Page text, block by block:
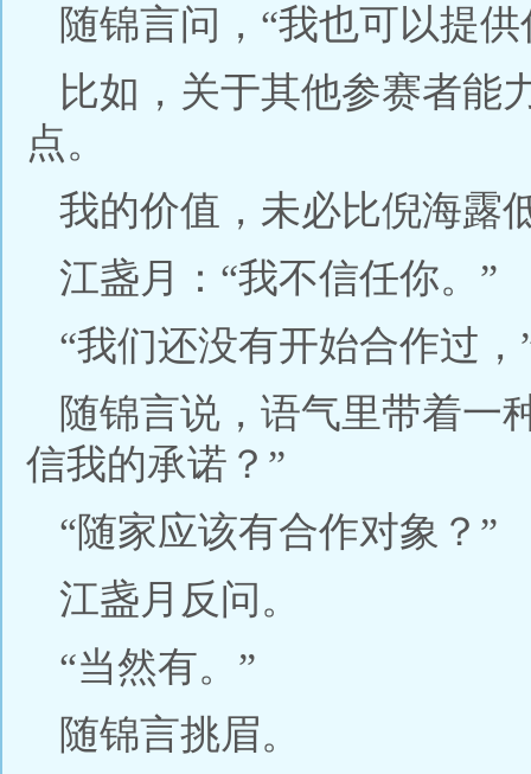
随锦言问，“我也可以提
比如，关于其他参赛者能
点。
我的价值，未必比倪海露
江盏月：“我不信任你。”
“我们还没有开始合作过，
随锦言说，语气里带着一
信我的承诺？”
“随家应该有合作对象？”
江盏月反问。
“当然有。”
随锦言挑眉。